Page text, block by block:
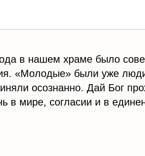
нашем храме
в нашем храме было
«Молодые» были уже
осознанно. Дай Бог
в мире, согласии и в